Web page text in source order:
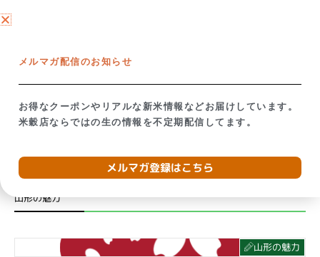
容
トップ →ブログ→山形の魅力
山形の魅力
山形の魅力
メルマガ配信のお知らせ
お得なクーポンやリアルな新米情報などお届けしています。
米穀店ならではの生の情報を不定期配信してます。
メルマガ登録はこちら